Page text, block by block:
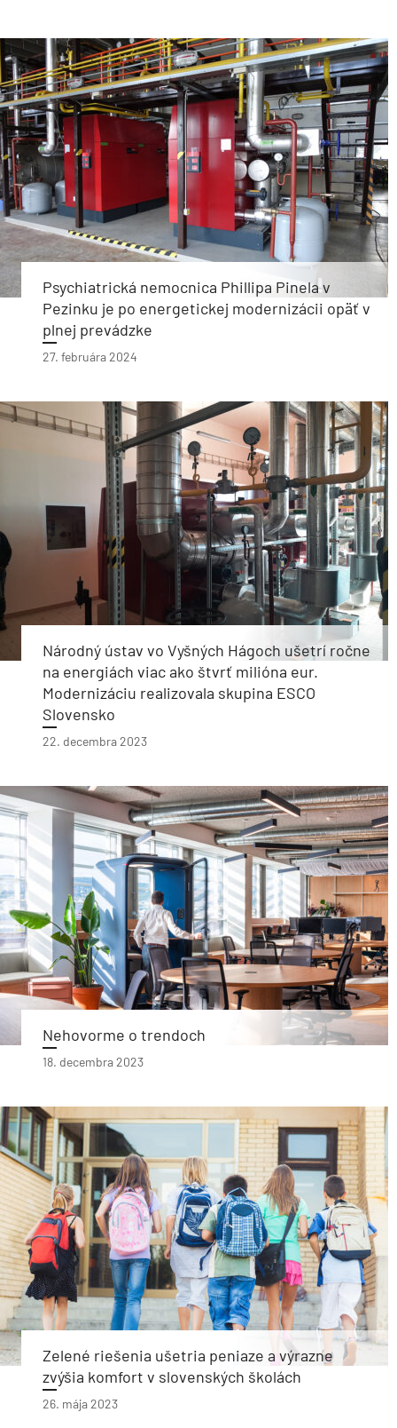
Psychiatrická nemocnica Phillipa Pinela v
Pezinku je po energetickej modernizácii opäť v
plnej prevádzke
27. februára 2024
Národný ústav vo Vyšných Hágoch ušetrí ročne
na energiách viac ako štvrť milióna eur.
Modernizáciu realizovala skupina ESCO
Slovensko
22. decembra 2023
Nehovorme o trendoch
18. decembra 2023
Zelené riešenia ušetria peniaze a výrazne
zvýšia komfort v slovenských školách
26. mája 2023